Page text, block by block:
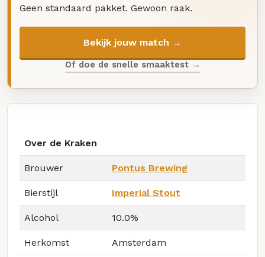
Geen standaard pakket. Gewoon raak.
Bekijk jouw match →
Of doe de snelle smaaktest →
Over de Kraken
Brouwer Pontus Brewing
Bierstijl Imperial Stout
Alcohol 10.0%
Herkomst Amsterdam